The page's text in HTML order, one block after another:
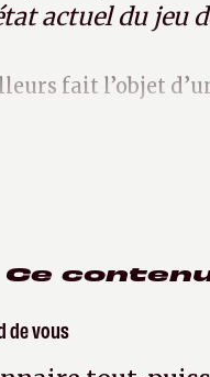
actuel du jeu
fait l’objet
Ce
de vous